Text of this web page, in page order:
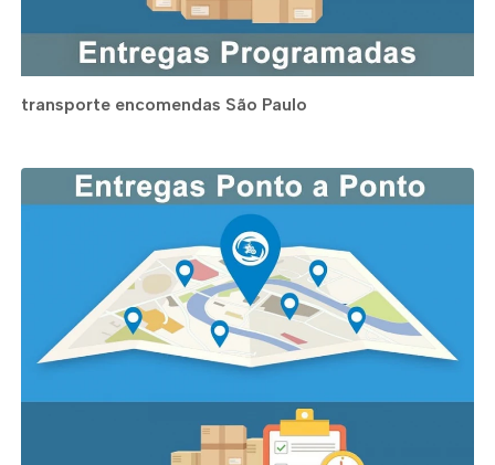
transporte encomendas São Paulo